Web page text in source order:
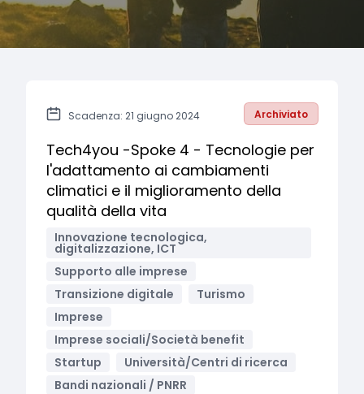
Scadenza: 21 giugno 2024 Archiviato
Tech4you -Spoke 4 - Tecnologie per
l'adattamento ai cambiamenti
climatici e il miglioramento della
qualità della vita
Innovazione tecnologica,
digitalizzazione, ICT
Supporto alle imprese
Transizione digitale
Turismo
Imprese
Imprese sociali/Società benefit
Startup
Università/Centri di ricerca
Bandi nazionali / PNRR